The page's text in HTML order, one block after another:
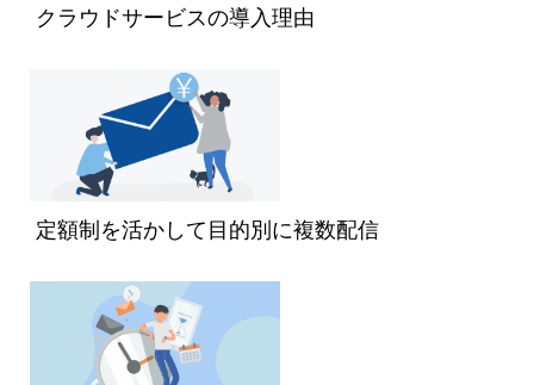
クラウドサービスの導入理由
定額制を活かして目的別に複数配信